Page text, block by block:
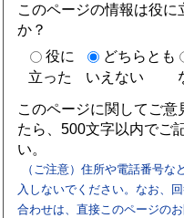
このページの情報は役に
か？
役に
立った
どちらとも
いえない
このページに関してご意
たら、500文字以内でご
い。
（ご注意）住所や電話番号な
入しないでください。なお、
合わせは、直接このページの